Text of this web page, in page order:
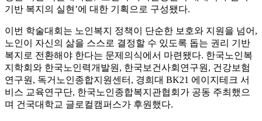
기반 복지의 실현’에 대한 기획으로 구성됐다.
이번 학술대회는 노인복지 정책이 단순한 보호와 지원을 넘어,
노인이 자신의 삶을 스스로 결정할 수 있도록 돕는 권리 기반
복지로 전환해야 한다는 문제의식에서 마련됐다. 한국노인복
지학회와 한국노인력개발원, 한국보건사회연구원, 건강보험
연구원, 독거노인종합지원센터, 경희대 BK21 에이지테크 서
비스 교육연구단, 한국노인종합복지관협회가 공동 주최했으
며 건국대학교 글로컬캠퍼스가 후원했다.